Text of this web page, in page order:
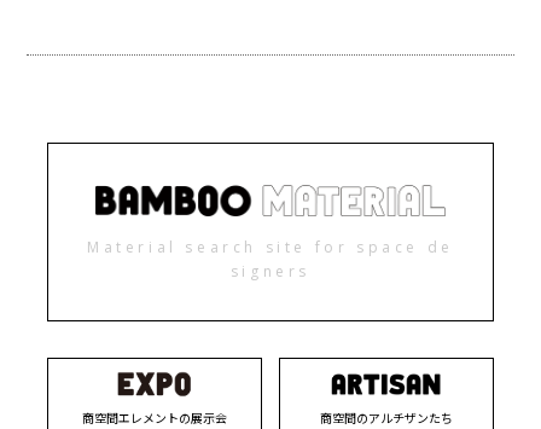
Material search site for space de
signers
商空間エレメントの展示会 商空間のアルチザンたち